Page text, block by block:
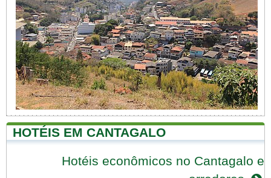
HOTÉIS EM CANTAGALO
Hotéis econômicos no Cantagalo e